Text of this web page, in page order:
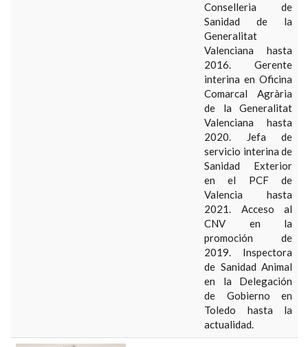
Conselleria de
Sanidad de la
Generalitat
Valenciana hasta
2016. Gerente
interina en Oficina
Comarcal Agrària
de la Generalitat
Valenciana hasta
2020. Jefa de
servicio interina de
Sanidad Exterior
en el PCF de
Valencia hasta
2021. Acceso al
CNV en la
promoción de
2019. Inspectora
de Sanidad Animal
en la Delegación
de Gobierno en
Toledo hasta la
actualidad.